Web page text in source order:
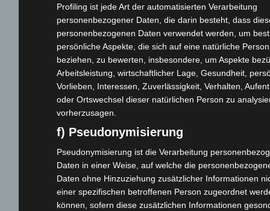
Elektro-Kabinenroller
Elektro-Klappräder
Elektro-Lastendreiräder
Elektro-Roller
Elektro-Seniorenmobile
Elektro-Trikes
Ersatzteile
Rechtliches
Impressum
AGB
Datenschutzerklärung
Profiling ist jede Art der automatisierten Verarbeitung
personenbezogener Daten, die darin besteht, dass
personenbezogenen Daten verwendet werden, um
persönliche Aspekte, die sich auf eine natürliche Person
beziehen, zu bewerten, insbesondere, um Aspekte
Arbeitsleistung, wirtschaftlicher Lage, Gesundheit,
Vorlieben, Interessen, Zuverlässigkeit, Verhalten,
oder Ortswechsel dieser natürlichen Person zu
vorherzusagen.
f) Pseudonymisierung
Pseudonymisierung ist die Verarbeitung
Daten in einer Weise, auf welche die
Daten ohne Hinzuziehung zusätzlicher Informationen
einer spezifischen betroffenen Person zugeordnet
können, sofern diese zusätzlichen Informationen